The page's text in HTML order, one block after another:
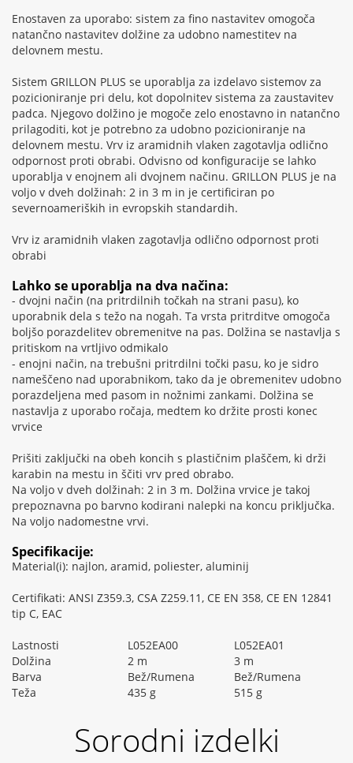
Enostaven za uporabo: sistem za fino nastavitev omogoča
natančno nastavitev dolžine za udobno namestitev na
delovnem mestu.
Sistem GRILLON PLUS se uporablja za izdelavo sistemov za
pozicioniranje pri delu, kot dopolnitev sistema za zaustavitev
padca. Njegovo dolžino je mogoče zelo enostavno in natančno
prilagoditi, kot je potrebno za udobno pozicioniranje na
delovnem mestu. Vrv iz aramidnih vlaken zagotavlja odlično
odpornost proti obrabi. Odvisno od konfiguracije se lahko
uporablja v enojnem ali dvojnem načinu. GRILLON PLUS je na
voljo v dveh dolžinah: 2 in 3 m in je certificiran po
severnoameriških in evropskih standardih.
Vrv iz aramidnih vlaken zagotavlja odlično odpornost proti
obrabi
Lahko se uporablja na dva načina:
- dvojni način (na pritrdilnih točkah na strani pasu), ko
uporabnik dela s težo na nogah. Ta vrsta pritrditve omogoča
boljšo porazdelitev obremenitve na pas. Dolžina se nastavlja s
pritiskom na vrtljivo odmikalo
- enojni način, na trebušni pritrdilni točki pasu, ko je sidro
nameščeno nad uporabnikom, tako da je obremenitev udobno
porazdeljena med pasom in nožnimi zankami. Dolžina se
nastavlja z uporabo ročaja, medtem ko držite prosti konec
vrvice
Prišiti zaključki na obeh koncih s plastičnim plaščem, ki drži
karabin na mestu in ščiti vrv pred obrabo.
Na voljo v dveh dolžinah: 2 in 3 m. Dolžina vrvice je takoj
prepoznavna po barvno kodirani nalepki na koncu priključka.
Na voljo nadomestne vrvi.
Specifikacije:
Material(i): najlon, aramid, poliester, aluminij
Certifikati: ANSI Z359.3, CSA Z259.11, CE EN 358, CE EN 12841
tip C, EAC
Lastnosti L052EA00
L052EA01
Dolžina
2 m
3 m
Barva
Bež/Rumena
Bež/Rumena
Teža
435 g 515 g
Sorodni izdelki